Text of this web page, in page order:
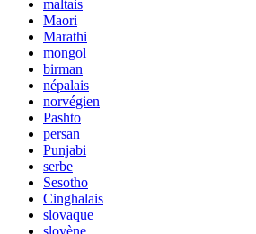
maltais
Maori
Marathi
mongol
birman
népalais
norvégien
Pashto
persan
Punjabi
serbe
Sesotho
Cinghalais
slovaque